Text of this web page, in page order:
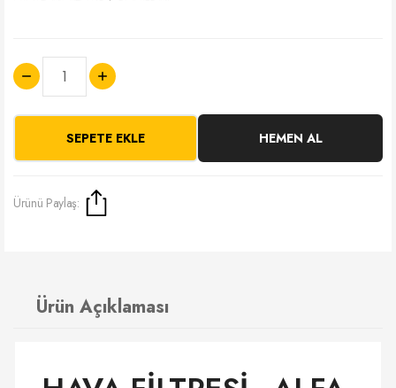
SEPETE EKLE HEMEN AL
Ürünü Paylaş:
Ürün Açıklaması